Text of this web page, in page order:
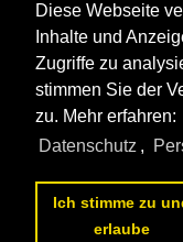
Alle Fotos aus
Die ersten Fotos aus
Diese Webseite
Inhalte und
Zugriffe zu
stimmen Sie der
zu. Mehr erfahren:
Datenschutz ,
Ich stimme zu
erlaube